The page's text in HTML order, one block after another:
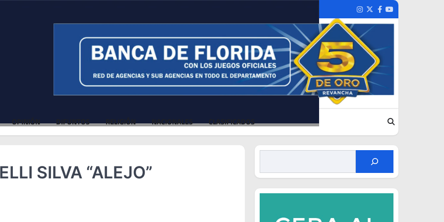
Instagram
TwitterFacebook
Youtube
OPINIÓN DIFUNTOS RELIGIÓN NACIONALES CLASIFICADOS
SILVA “ALEJO”